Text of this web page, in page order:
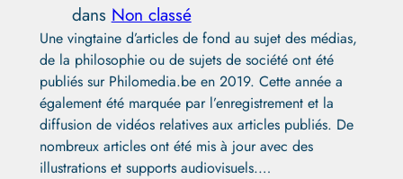
dans Non classé
Une vingtaine d’articles de fond au sujet des médias,
de la philosophie ou de sujets de société ont été
publiés sur Philomedia.be en 2019. Cette année a
également été marquée par l’enregistrement et la
diffusion de vidéos relatives aux articles publiés. De
nombreux articles ont été mis à jour avec des
illustrations et supports audiovisuels.…